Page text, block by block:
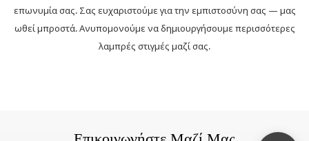
επωνυμία σας. Σας ευχαριστούμε για την εμπιστοσύνη σας — μας
ωθεί μπροστά. Ανυπομονούμε να δημιουργήσουμε περισσότερες
λαμπρές στιγμές μαζί σας.